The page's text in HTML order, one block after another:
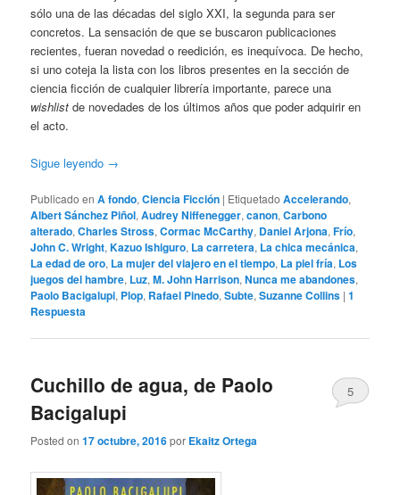
sólo una de las décadas del siglo XXI, la segunda para ser
concretos. La sensación de que se buscaron publicaciones
recientes, fueran novedad o reedición, es inequívoca. De hecho,
si uno coteja la lista con los libros presentes en la sección de
ciencia ficción de cualquier librería importante, parece una
wishlist de novedades de los últimos años que poder adquirir en
el acto.
Sigue leyendo →
Publicado en A fondo,Ciencia Ficción | Etiquetado Accelerando,
Albert Sánchez Piñol,Audrey Niffenegger,canon,Carbono
alterado,Charles Stross,Cormac McCarthy, Daniel Arjona,Frío,
John C. Wright,Kazuo Ishiguro, La carretera, La chica mecánica,
La edad de oro, La mujer del viajero en el tiempo, La piel fría, Los
juegos del hambre, Luz,M. John Harrison,Nunca me abandones,
Paolo Bacigalupi, Plop, Rafael Pinedo,Subte,Suzanne Collins |1
Respuesta
Cuchillo de agua, de Paolo
Bacigalupi
Posted on17 octubre, 2016por Ekaitz Ortega
5